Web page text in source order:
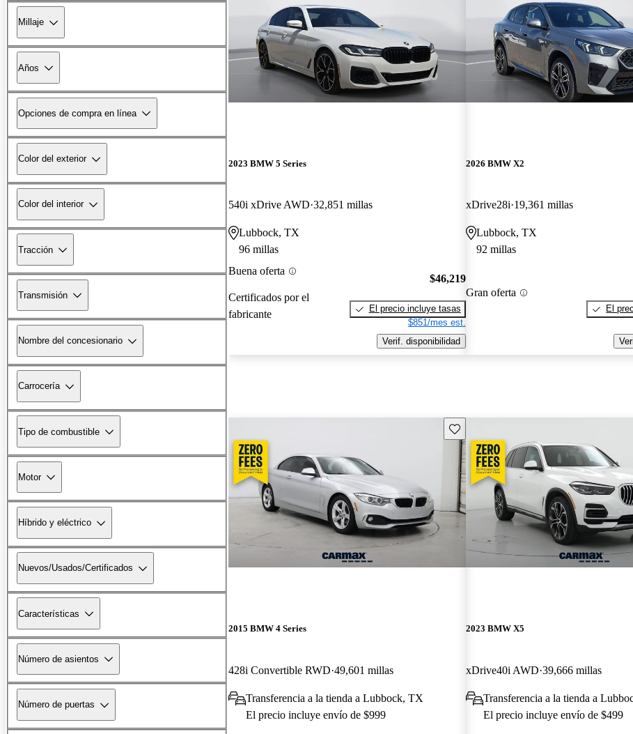
Millaje
Años
Opciones de compra en línea
Color del exterior
Color del interior
Tracción
Transmisión
Nombre del concesionario
Carrocería
Tipo de combustible
Motor
Híbrido y eléctrico
Nuevos/Usados/Certificados
Características
Número de asientos
Número de puertas
2023 BMW 5 Series
540i xDrive AWD 32,851 millas
Lubbock, TX
96 millas
Buena oferta
Certificados por el
fabricante
$46,219
El precio incluye tasas
$851/mes est.
Verif. disponibilidad
2026 BMW X2
xDrive28i 19,361 millas
Lubbock, TX
92 millas
Gran oferta
El
Guarda este Aviso
2015 BMW 4 Series
428i Convertible RWD 49,601 millas
Transferencia a la tienda a Lubbock, TX
El precio incluye envío de $999
2023 BMW X5
xDrive40i AWD 39,666 millas
Transferencia a la tienda a
El precio incluye envío de $499